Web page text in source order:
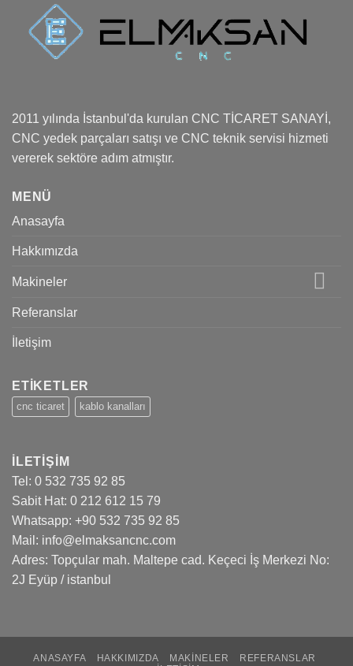
2011 yılında İstanbul'da kurulan CNC TİCARET SANAYİ,
CNC yedek parçaları satışı ve CNC teknik servisi hizmeti
vererek sektöre adım atmıştır.
MENÜ
Anasayfa
Hakkımızda
Makineler
Referanslar
İletişim
ETİKETLER
cnc ticaret kablo kanalları
İLETİŞİM
Tel: 0 532 735 92 85
Sabit Hat: 0 212 612 15 79
Whatsapp: +90 532 735 92 85
Mail: info@elmaksancnc.com
Adres: Topçular mah. Maltepe cad. Keçeci İş Merkezi No:
2J Eyüp / istanbul
our
Facebook
our
our
Instagram
our
LinkedIn
our
YouTube
ANASAYFA HAKKIMIZDA MAKINELER
REFERANSLAR